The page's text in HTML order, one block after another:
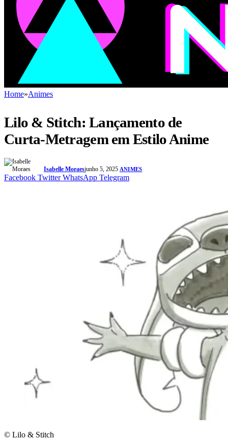
Home»Animes
Lilo & Stitch: Lançamento de
Curta-Metragem em Estilo Anime
Isabelle Moraesjunho 5, 2025 ANIMES
Facebook Twitter WhatsApp Telegram
© Lilo & Stitch